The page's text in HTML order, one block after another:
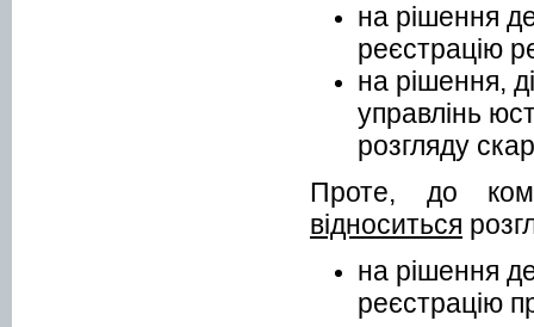
на рішення
реєстрацію
на рішення,
управлінь
розгляду
Проте, до
відноситься
на рішення
реєстрацію